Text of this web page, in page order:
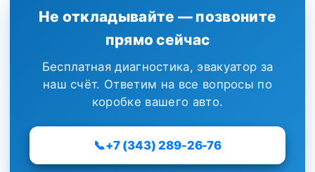
Не откладывайте — позвоните
прямо сейчас
Бесплатная диагностика, эвакуатор за
наш счёт. Ответим на все вопросы по
коробке вашего авто.
📞+7 (343) 289-26-76